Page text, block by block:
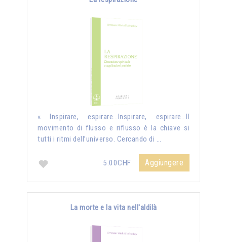
« Inspirare, espirare…Inspirare, espirare…Il
movimento di flusso e riflusso è la chiave si
tutti i ritmi dell’universo. Cercando di …
5.00CHF Aggiungere
La morte e la vita nell'aldilà